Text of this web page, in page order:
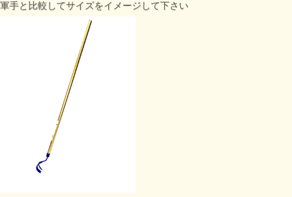
軍手と比較してサイズをイメージして下さい